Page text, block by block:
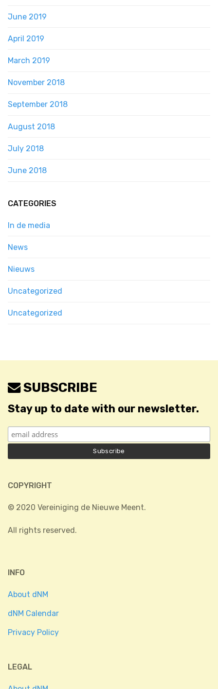
June 2019
April 2019
March 2019
November 2018
September 2018
August 2018
July 2018
June 2018
CATEGORIES
In de media
News
Nieuws
Uncategorized
Uncategorized
SUBSCRIBE
Stay up to date with our newsletter.
COPYRIGHT
© 2020 Vereiniging de Nieuwe Meent.
All rights reserved.
INFO
About dNM
dNM Calendar
Privacy Policy
LEGAL